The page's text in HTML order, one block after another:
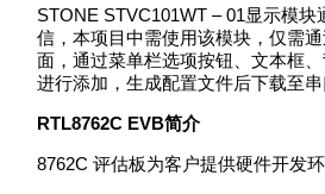
STONE STVC101WT – 01显示模块
信，本项目中需使用该模块，仅需
面，通过菜单栏选项按钮、文本框
进行添加，生成配置文件后下载至串
RTL8762C EVB简介
8762C 评估板为客户提供硬件开发环